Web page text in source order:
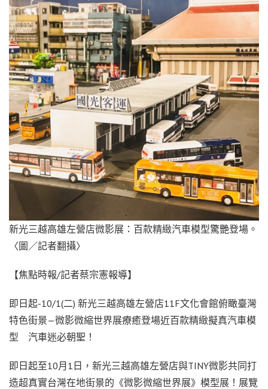
新光三越高雄左營店微影展：百款精緻汽車模型驚艷登場。
〈圖／記者翻攝〉
【焦點時報/記者蔡宗憲報導】
即日起-10/1(二) 新光三越高雄左營店11F文化會館俯瞰臺灣
特色街景—微影微縮世界展療癒登場近百款精緻擬真汽車模
型 汽車迷必朝聖！
即日起至10月1日，新光三越高雄左營店與TINY微影共同打
造超真實台灣在地街景的《微影微縮世界展》模型展！展覽